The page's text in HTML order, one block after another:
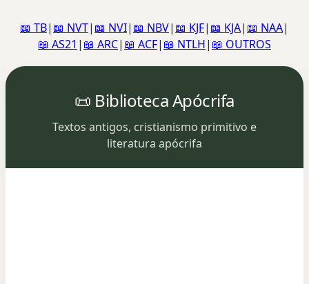
📖 TB| 📖 NVT| 📖 NVI| 📖 NBV| 📖 KJF| 📖 KJA| 📖 NAA|
📖 AS21 | 📖 ARC| 📖 ACF| 📖 NTLH| 📖 OUTROS
📜 Biblioteca Apócrifa
Textos antigos, cristianismo primitivo e
literatura apócrifa